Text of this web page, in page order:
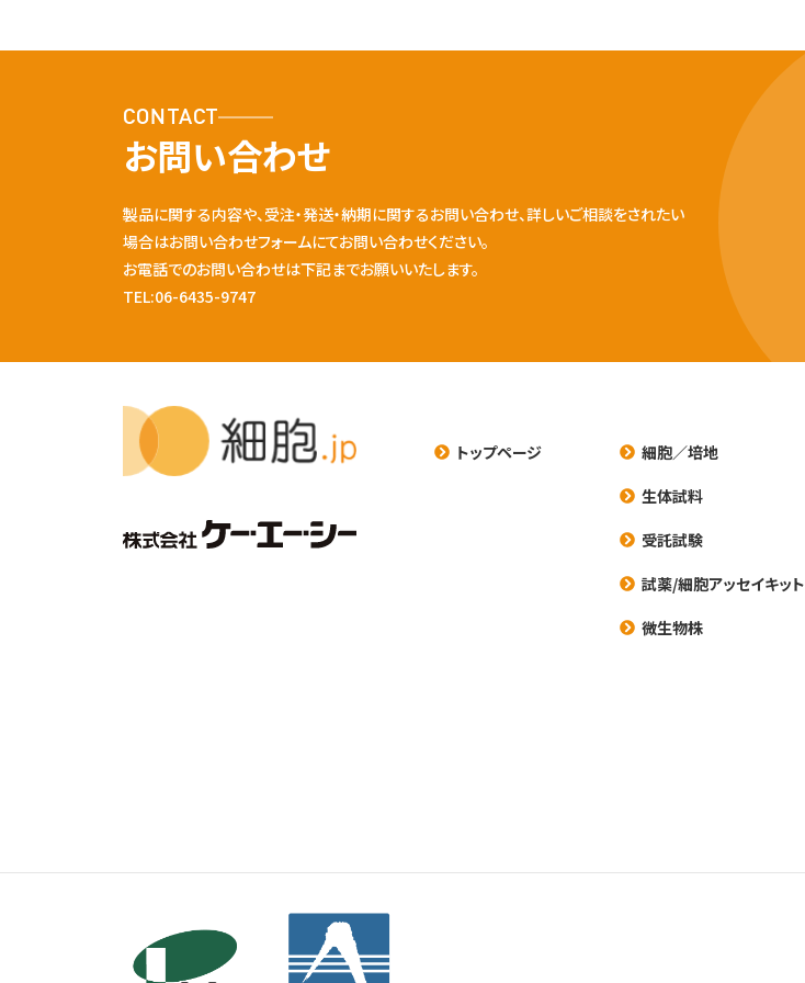
CONTACT
お問い合わせ
製品に関する内容や、受注・発送・納期に関するお問い合わせ、詳しいご相談をされたい
場合はお問い合わせフォームにてお問い合わせください。
お電話でのお問い合わせは下記までお願いいたします。
TEL:06-6435-9747
トップページ
細胞／培地
生体試料
受託試験
試薬/細胞アッセイキット
微生物株